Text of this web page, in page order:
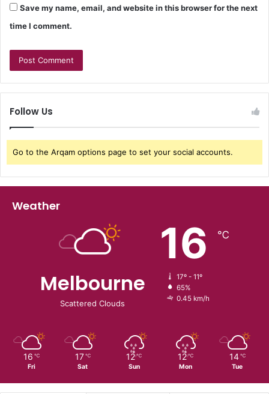
Save my name, email, and website in this browser for the next
time I comment.
Follow Us
Go to the Arqam options page to set your social accounts.
Weather
Melbourne
Scattered Clouds
16 ℃
17º - 11º
65%
0.45 km/h
16 ℃
Fri
17 ℃
Sat
12 ℃
Sun
12 ℃
Mon
14 ℃
Tue